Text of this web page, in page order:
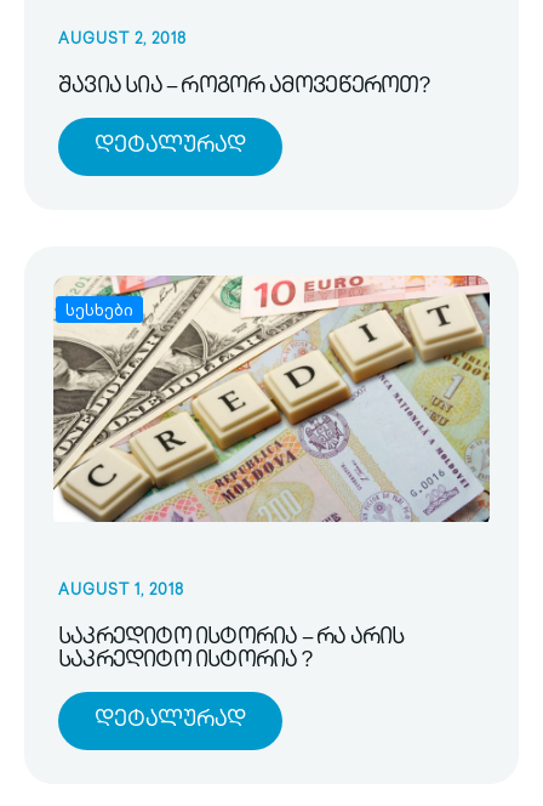
AUGUST 2, 2018
შავია სია – როგორ ამოვეწეროთ?
Დეტალურად
სესხები
AUGUST 1, 2018
საკრედიტო ისტორია – რა არის
საკრედიტო ისტორია ?
Დეტალურად